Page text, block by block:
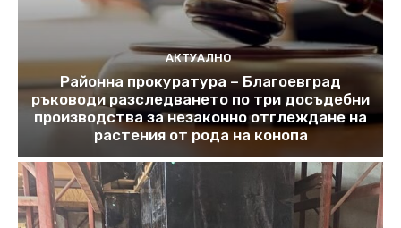
АКТУАЛНО
Районна прокуратура – Благоевград
ръководи разследването по три досъдебни
производства за незаконно отглеждане на
растения от рода на конопа